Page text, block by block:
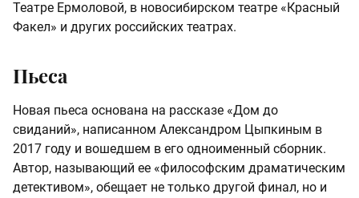
Театре Ермоловой, в новосибирском театре «Красный
Факел» и других российских театрах.
Пьеса
Новая пьеса основана на рассказе «Дом до
свиданий», написанном Александром Цыпкиным в
2017 году и вошедшем в его одноименный сборник.
Автор, называющий ее «философским драматическим
детективом», обещает не только другой финал, но и